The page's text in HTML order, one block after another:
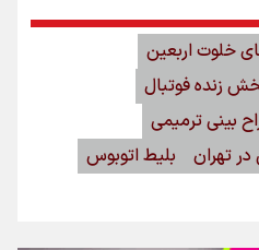
خلوت اربعین
زنده فوتبال
بینی ترمیمی
تهران
بلیط اتوبوس